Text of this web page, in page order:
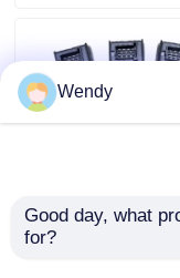
Treten Sie mit
Nachrichten
ZF.0501211422
Wendy
Good day, what
for?